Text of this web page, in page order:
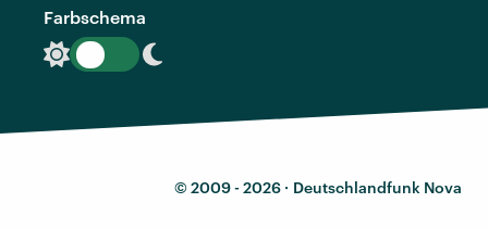
Farbschema
© 2009 - 2026 · Deutschlandfunk Nova